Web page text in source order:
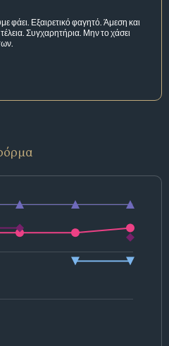
φάει. Εξαιρετικό φαγητό. Άμεση και
Συγχαρητήρια. Μην το χάσει